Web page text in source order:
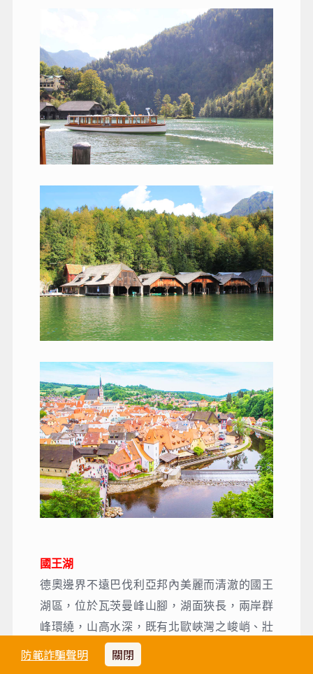
防範詐騙聲明 關閉
國王湖
德奧邊界不遠巴伐利亞邦內美麗而清澈的國王
湖區，位於瓦茨曼峰山腳，湖面狹長，兩岸群
峰環繞，山高水深，既有北歐峽灣之峻峭、壯
闊，亦富歐洲山林修道院之典雅。四周嚴峰峭
壁和蒼翠樹木環抱，幽靜而神秘。